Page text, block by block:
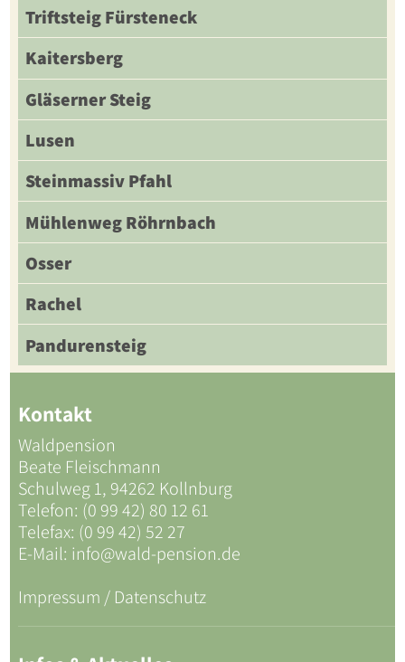
Triftsteig Fürsteneck
Kaitersberg
Gläserner Steig
Lusen
Steinmassiv Pfahl
Mühlenweg Röhrnbach
Osser
Rachel
Pandurensteig
Kontakt
Waldpension
Beate Fleischmann
Schulweg 1, 94262 Kollnburg
Telefon: (0 99 42) 80 12 61
Telefax: (0 99 42) 52 27
E-Mail: info@wald-pension.de
Impressum / Datenschutz